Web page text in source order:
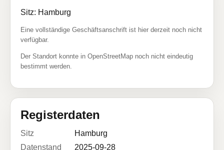
Sitz: Hamburg
Eine vollständige Geschäftsanschrift ist hier derzeit noch nicht
verfügbar.
Der Standort konnte in OpenStreetMap noch nicht eindeutig
bestimmt werden.
Registerdaten
Sitz
Hamburg
Datenstand
2025-09-28